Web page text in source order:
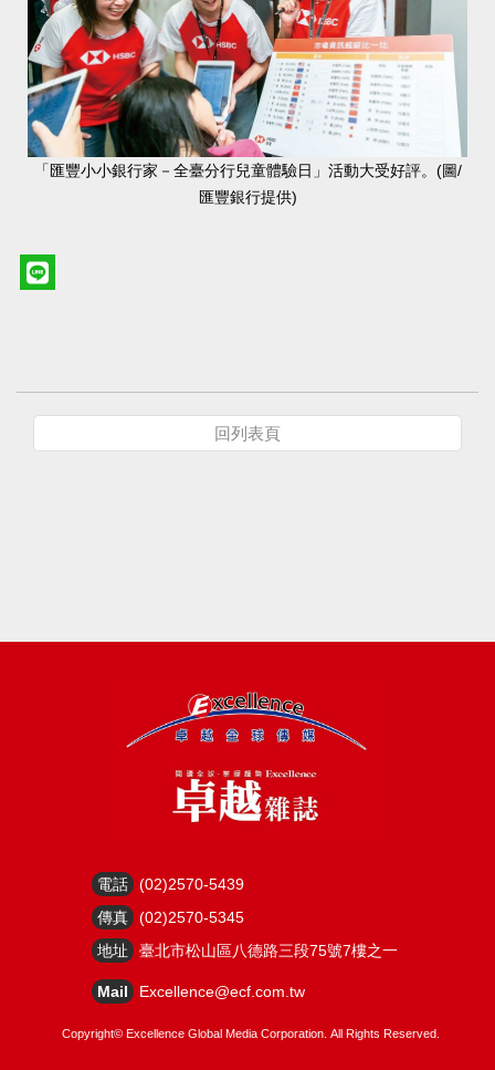
「匯豐小小銀行家－全臺分行兒童體驗日」活動大受好評。(圖/
匯豐銀行提供)
回列表頁
電話
(02)2570-5439
傳真
(02)2570-5345
地址
臺北市松山區八德路三段75號7樓之一
Mail Excellence@ecf.com.tw
Copyright©Excellence Global Media Corporation. All Rights Reserved.